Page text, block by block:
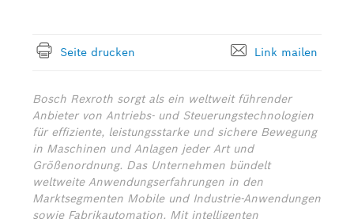
Seite drucken Link mailen
Bosch Rexroth sorgt als ein weltweit führender
Anbieter von Antriebs- und Steuerungstechnologien
für effiziente, leistungsstarke und sichere Bewegung
in Maschinen und Anlagen jeder Art und
Größenordnung. Das Unternehmen bündelt
weltweite Anwendungserfahrungen in den
Marktsegmenten Mobile und Industrie-Anwendungen
sowie Fabrikautomation. Mit intelligenten